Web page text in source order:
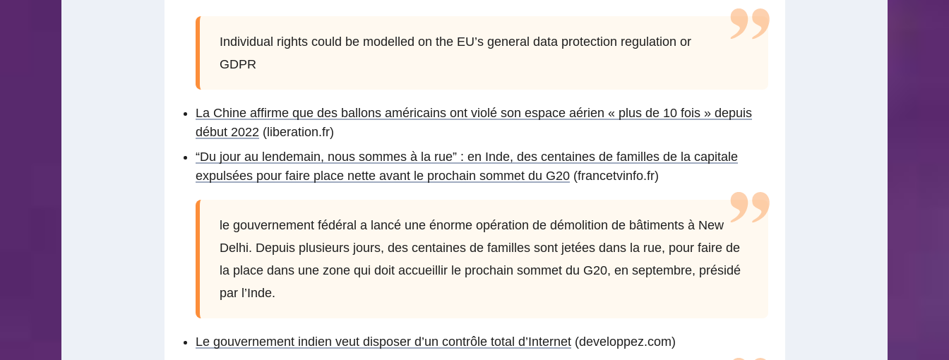
Individual rights could be modelled on the EU’s general data protection regulation or
GDPR
La Chine affirme que des ballons américains ont violé son espace aérien « plus de 10 fois » depuis
début 2022 (liberation.fr)
“Du jour au lendemain, nous sommes à la rue” : en Inde, des centaines de familles de la capitale
expulsées pour faire place nette avant le prochain sommet du G20(francetvinfo.fr)
le gouvernement fédéral a lancé une énorme opération de démolition de bâtiments à New
Delhi. Depuis plusieurs jours, des centaines de familles sont jetées dans la rue, pour faire de
la place dans une zone qui doit accueillir le prochain sommet du G20, en septembre, présidé
par l’Inde.
Le gouvernement indien veut disposer d’un contrôle total d’Internet(developpez.com)